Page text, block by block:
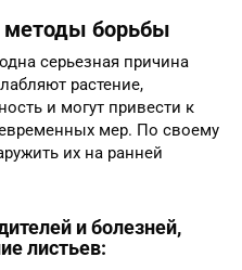
методы борьбы
серьезная причина
растение,
и могут привести к
мер. По своему
их на ранней
и болезней,
листьев: